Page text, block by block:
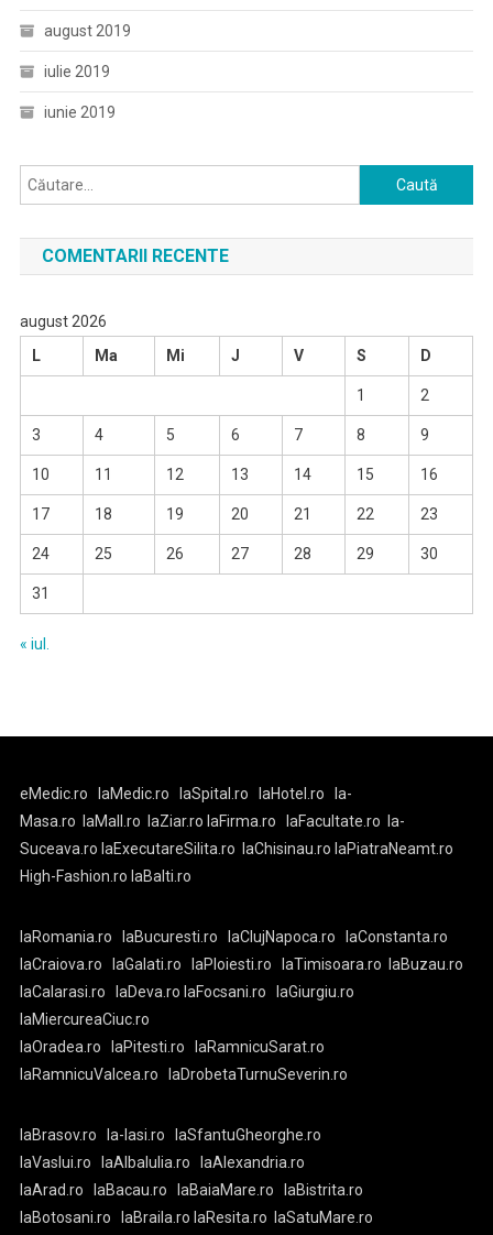
august 2019
iulie 2019
iunie 2019
Caută
după:
COMENTARII RECENTE
august 2026
L
Ma Mi J V S D
1 2
3 4 5 6 7 8 9
10 11 12 13 14 15 16
17 18 19 20 21 22 23
24 25 26 27 28 29 30
31
« iul.
eMedic.ro laMedic.ro laSpital.ro laHotel.ro
la-
Masa.ro
laMall.ro laZiar.ro laFirma.ro laFacultate.ro
la-
Suceava.ro laExecutareSilita.ro laChisinau.ro laPiatraNeamt.ro
High-Fashion.ro laBalti.ro
laRomania.ro laBucuresti.ro laClujNapoca.ro
laConstanta.ro
laCraiova.ro
laGalati.ro laPloiesti.ro laTimisoara.ro
laBuzau.ro
laCalarasi.ro
laDeva.ro laFocsani.ro
laGiurgiu.ro
laMiercureaCiuc.ro
laOradea.ro
laPitesti.ro
laRamnicuSarat.ro
laRamnicuValcea.ro
laDrobetaTurnuSeverin.ro
laBrasov.ro la-Iasi.ro
laSfantuGheorghe.ro
laVaslui.ro
laAlbaIulia.ro
laAlexandria.ro
laArad.ro
laBacau.ro laBaiaMare.ro
laBistrita.ro
laBotosani.ro
laBraila.ro laResita.ro laSatuMare.ro